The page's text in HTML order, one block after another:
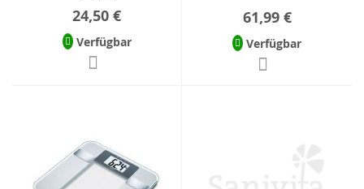
24,50 €
Verfügbar
61,99 €
Verfügbar